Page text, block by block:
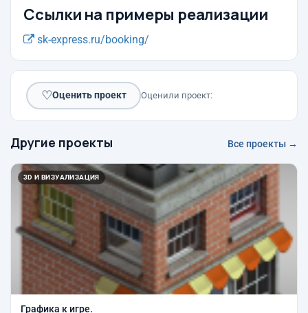
Ссылки на примеры реализации
sk-express.ru/booking/
♡Оценить проект Оценили проект:
Другие проекты Все проекты →
3D И ВИЗУАЛИЗАЦИЯ
Графика к игре.